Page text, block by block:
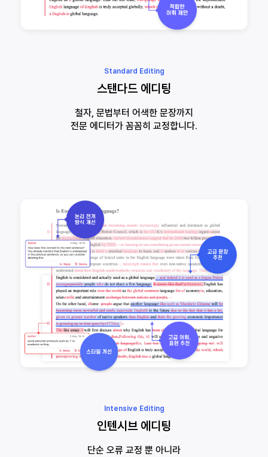
Standard Editing
스탠다드 에디팅
철자, 문법부터 어색한 문장까지
전문 에디터가 꼼꼼히 교정합니다.
Intensive Editing
인텐시브 에디팅
단순 오류 교정 뿐 아니라